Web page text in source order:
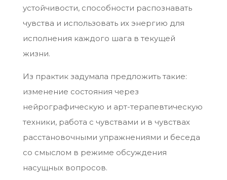
устойчивости, способности распознавать
чувства и использовать их энергию для
исполнения каждого шага в текущей
жизни.
Из практик задумала предложить такие:
изменение состояния через
нейрографическую и арт-терапевтическую
техники, работа с чувствами и в чувствах
расстановочными упражнениями и беседа
со смыслом в режиме обсуждения
насущных вопросов.